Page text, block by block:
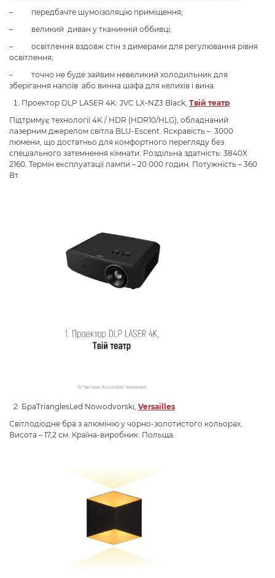
– передбачте шумоізоляцію приміщення;
– великий диван у тканинній оббивці;
– освітлення вздовж стін з димерами для регулювання рівня
освітлення;
– точно не буде зайвим невеликий холодильник для
зберігання напоїв або винна шафа для келихів і вина.
Проектор DLP LASER 4K: JVC LX-NZ3 Black, Твій театр
Підтримує технології 4K / HDR (HDR10/HLG), обладнаний
лазерним джерелом світла BLU-Escent. Яскравість – 3000
люмени, що достатньо для комфортного перегляду без
спеціального затемнення кімнати. Роздільна здатність: 3840Х
2160. Термін експлуатації лампи – 20 000 годин. Потужність – 360
Вт.
БраTrianglesLed Nowodvorski, Versailles
Світлодіодне бра з алюмінію у чорно-золотистого кольорах.
Висота – 17,2 см. Країна-виробник: Польща.